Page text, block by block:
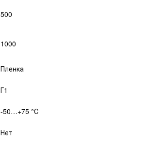
500
1000
Пленка
Г1
-50…+75 °С
Нет